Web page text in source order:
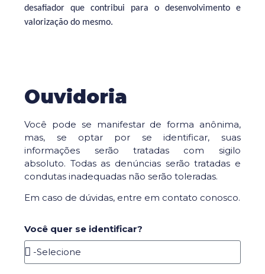
desafiador que contribui para o desenvolvimento e
valorização do mesmo.
Ouvidoria
Você pode se manifestar de forma anônima,
mas, se optar por se identificar, suas
informações serão tratadas com sigilo
absoluto. Todas as denúncias serão tratadas e
condutas inadequadas não serão toleradas.
Em caso de dúvidas, entre em contato conosco.
Você quer se identificar?